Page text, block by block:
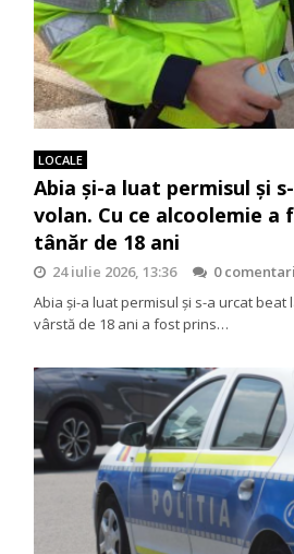
LOCALE
Abia și-a luat permisul și
volan. Cu ce alcoolemie a
tânăr de 18 ani
24 iulie 2026, 13:36
0
Abia și-a luat permisul și s-a urcat beat
vârstă de 18 ani a fost prins…